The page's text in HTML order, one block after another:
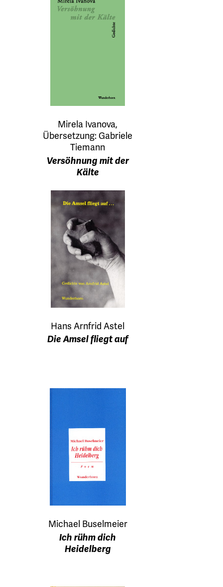
Mirela Ivanova,
Übersetzung: Gabriele
Tiemann
Versöhnung mit der
Kälte
Hans Arnfrid Astel
Die Amsel fliegt auf
Michael Buselmeier
Ich rühm dich
Heidelberg